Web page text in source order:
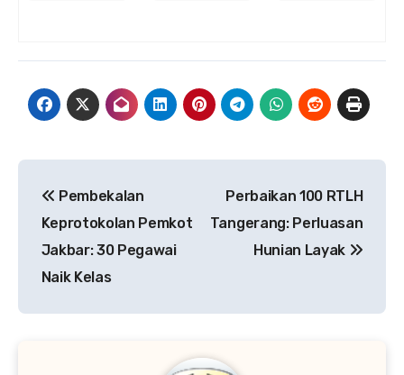
pos
Pembekalan
Keprotokolan Pemkot
Jakbar: 30 Pegawai
Naik Kelas
Perbaikan 100 RTLH
Tangerang: Perluasan
Hunian Layak